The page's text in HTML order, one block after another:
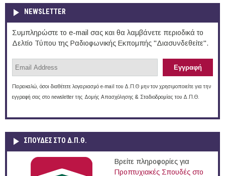
NEWSLETTER
Συμπληρώστε το e-mail σας και θα λαμβάνετε περιοδικά το
Δελτίο Τύπου της Ραδιοφωνικής Εκπομπής "Διασυνδεθείτε".
Παρακαλώ, όσοι διαθέτετε λογαριασμό e-mail του Δ.Π.Θ μην τον χρησιμοποιείτε για την
εγγραφή σας στο newsletter της Δομής Απασχόλησης & Σταδιοδρομίας του Δ.Π.Θ.
ΣΠΟΥΔΈΣ ΣΤΟ Δ.Π.Θ.
Βρείτε πληροφορίες για
Προπτυχιακές Σπουδές στο